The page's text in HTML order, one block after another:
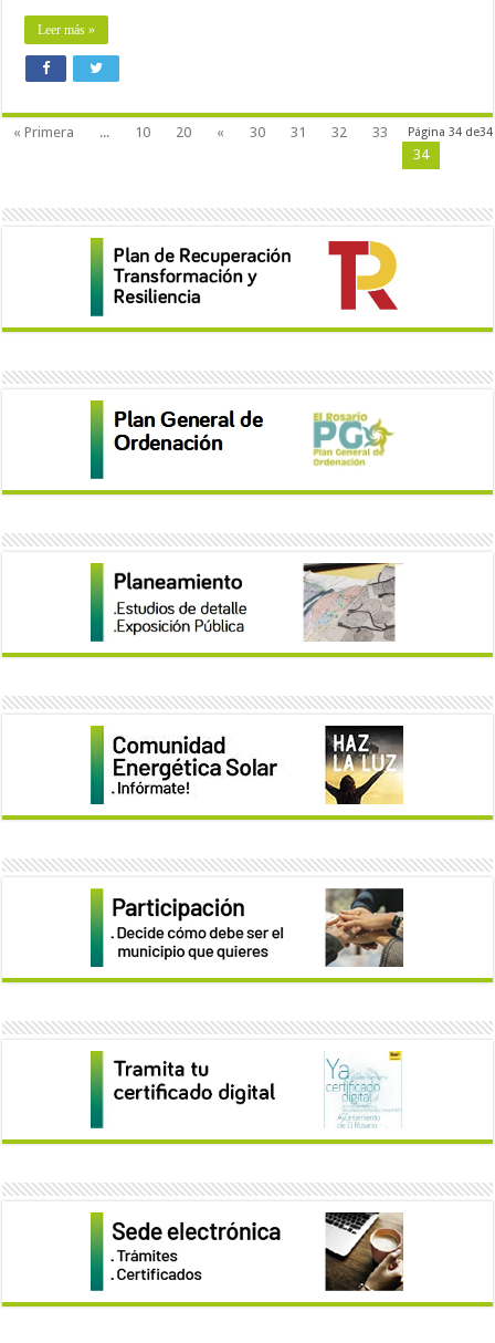
Leer más »
Página 34 de34
« Primera ... 10 20 « 30 31 32
33
34